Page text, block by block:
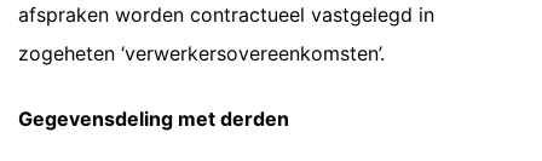
afspraken worden contractueel vastgelegd in
zogeheten ‘verwerkersovereenkomsten’.
Gegevensdeling met derden